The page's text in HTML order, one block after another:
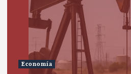
Economía